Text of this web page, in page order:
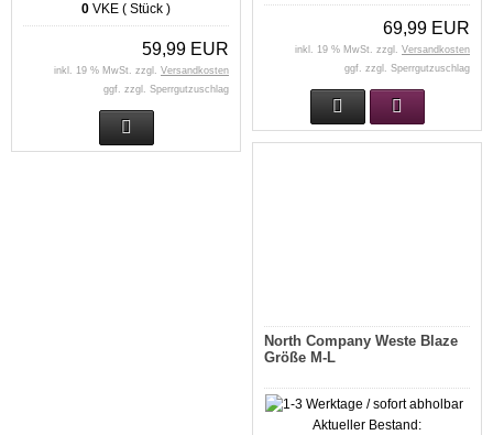
0 VKE ( Stück )
59,99 EUR
inkl. 19 % MwSt. zzgl. Versandkosten
ggf. zzgl. Sperrgutzuschlag
69,99 EUR
inkl. 19 % MwSt. zzgl. Versandkosten
ggf. zzgl. Sperrgutzuschlag
North Company Weste Blaze
Größe M-L
Aktueller Bestand: